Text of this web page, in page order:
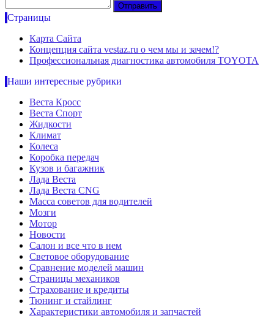
Страницы
Карта Сайта
Концепция сайта vestaz.ru о чем мы и зачем!?
Профессиональная диагностика автомобиля TOYOTA
Наши интересные рубрики
Веста Кросс
Веста Спорт
Жидкости
Климат
Колеса
Коробка передач
Кузов и багажник
Лада Веста
Лада Веста CNG
Масса советов для водителей
Мозги
Мотор
Новости
Салон и все что в нем
Световое оборудование
Сравнение моделей машин
Страницы механиков
Страхование и кредиты
Тюнинг и стайлинг
Характеристики автомобиля и запчастей